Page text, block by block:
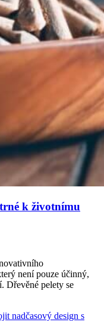
k životnímu
není pouze účinný,
Dřevěné pelety se